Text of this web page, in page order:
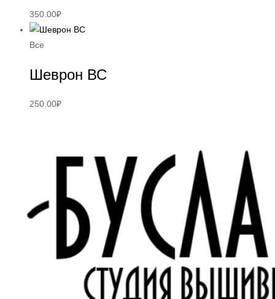
350.00₽
Все
Шеврон ВС
250.00₽